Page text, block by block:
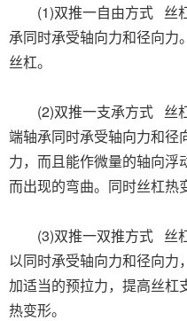
(1)双推一自由方式 丝杠
承同时承受轴向力和径向力
丝杠。
(2)双推一支承方式 丝杠
端轴承同时承受轴向力和径
力，而且能作微量的轴向浮
而出现的弯曲。同时丝杠热
(3)双推一双推方式 丝杠
以同时承受轴向力和径向力
加适当的预拉力，提高丝杠
热变形。